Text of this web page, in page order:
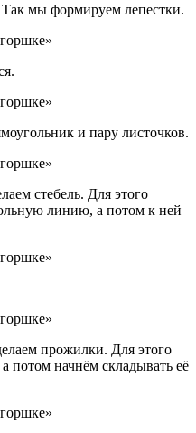
мы формируем лепестки.
и пару листочков.
стебель. Для этого
линию, а потом к ней
прожилки. Для этого
потом начнём складывать её